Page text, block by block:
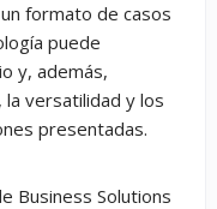
formato de casos
puede
y, además,
versatilidad y los
presentadas.
Business Solutions